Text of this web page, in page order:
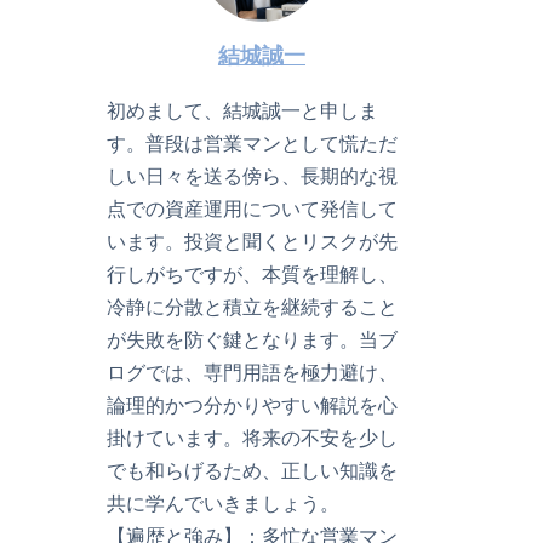
結城誠一
初めまして、結城誠一と申しま
す。普段は営業マンとして慌ただ
しい日々を送る傍ら、長期的な視
点での資産運用について発信して
います。投資と聞くとリスクが先
行しがちですが、本質を理解し、
冷静に分散と積立を継続すること
が失敗を防ぐ鍵となります。当ブ
ログでは、専門用語を極力避け、
論理的かつ分かりやすい解説を心
掛けています。将来の不安を少し
でも和らげるため、正しい知識を
共に学んでいきましょう。
【遍歴と強み】：多忙な営業マン